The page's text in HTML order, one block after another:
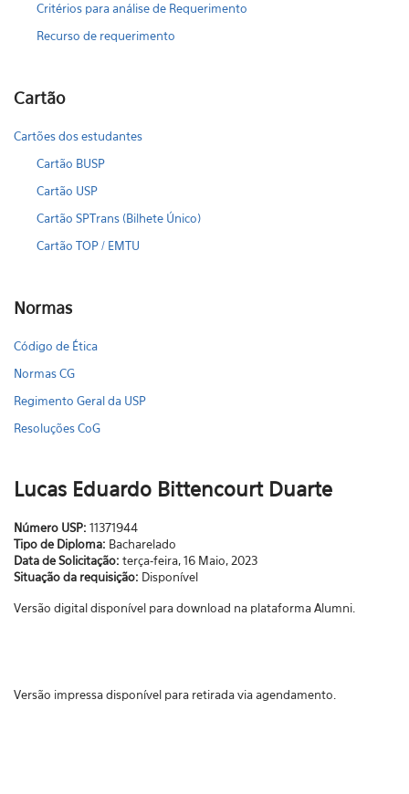
Critérios para análise de Requerimento
Recurso de requerimento
Cartão
Cartões dos estudantes
Cartão BUSP
Cartão USP
Cartão SPTrans (Bilhete Único)
Cartão TOP / EMTU
Normas
Código de Ética
Normas CG
Regimento Geral da USP
Resoluções CoG
Lucas Eduardo Bittencourt Duarte
Número USP: 11371944
Tipo de Diploma: Bacharelado
Data de Solicitação: terça-feira, 16 Maio, 2023
Situação da requisição: Disponível
Versão digital disponível para download na plataforma Alumni.
Versão impressa disponível para retirada via agendamento.